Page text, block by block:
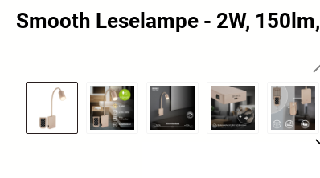
Smooth Leselampe - 2W,
Bildergalerie überspringen